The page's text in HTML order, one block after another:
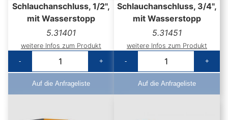
Schlauchanschluss, 1/2",
mit Wasserstopp
5.31401
weitere Infos zum Produkt
-
+
Auf die Anfrageliste
Schlauchanschluss, 3/4",
mit Wasserstopp
5.31451
weitere Infos zum Produkt
-
+
Auf die Anfrageliste